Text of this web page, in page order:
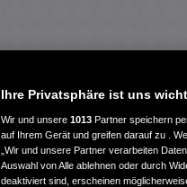
Ihre Privatsphäre ist uns
Wir und unsere 1013 Partner speichern
auf Ihrem Gerät und greifen darauf zu .
„Wir und unsere Partner verarbeiten
Auswahl von Alle ablehnen oder durch
deaktiviert sind, erscheinen